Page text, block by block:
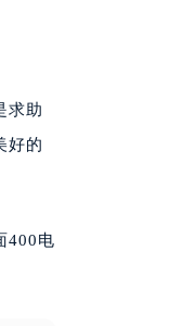
求助
好的
400电